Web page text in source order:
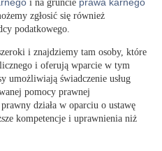
i na gruncie
zgłosić się również
podatkowego
i znajdziemy tam osoby, które
i oferują wparcie w tym
umożliwiają świadczenie usług
pomocy prawnej
działa w oparciu o ustawę
kompetencje i uprawnienia niż